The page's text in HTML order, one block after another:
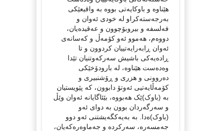
هێناوە و باوکایەتی بووە بە واقیعێکی
بەرجەستەکراو لە خودی ئەوان و
فەلسفە و بیروبۆچوون و عەقیدەیان،
دووەم، هەموو ئەو کۆمەڵ و کەسانەی
ئەوان ڕابەرایەتییان کردوون و تا
ڕادەیەکی باشیش سەرکەوتنیان تێدا
وەدەست هێناوە، لە بارودۆخێکی
دەروونی و هزری و ڕۆشنبیری و
کۆمەڵایەتیی ئەوتۆ دابوون، کە پێویستیان
بە (باوک)ێک هەبووە، بێئاگایانە ئەوان وێڵ
و سەرگەردان بوون بە دوای ئەو
(باوک)ەدا. بە بەیەکگەیشتنی ئەو دوو
جەمسەرە، سەرکردە و جەماوەرەکەیان،